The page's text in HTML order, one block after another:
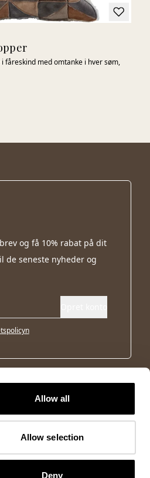
Allow all
Allow selection
Deny
fåreskind med omtanke i hver søm,
og få 10% rabat på dit
de seneste nyheder og